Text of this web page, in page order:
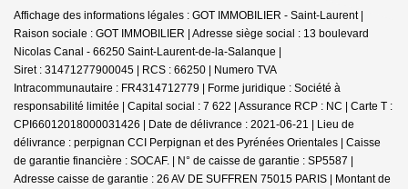
Affichage des informations légales : GOT IMMOBILIER - Saint-Laurent |
Raison sociale : GOT IMMOBILIER | Adresse siège social : 13 boulevard
Nicolas Canal - 66250 Saint-Laurent-de-la-Salanque |
Siret : 31471277900045 | RCS : 66250 | Numero TVA
Intracommunautaire : FR4314712779 | Forme juridique : Société à
responsabilité limitée | Capital social : 7 622 | Assurance RCP : NC | Carte T :
CPI66012018000031426 | Date de délivrance : 2021-06-21 | Lieu de
délivrance : perpignan CCI Perpignan et des Pyrénées Orientales | Caisse
de garantie financière : SOCAF. | N° de caisse de garantie : SP5587 |
Adresse caisse de garantie : 26 AV DE SUFFREN 75015 PARIS | Montant de